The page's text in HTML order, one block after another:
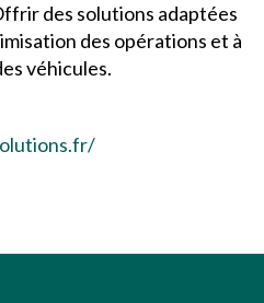
des solutions adaptées
des opérations et à
véhicules.